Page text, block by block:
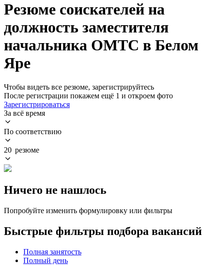
Резюме соискателей на
должность заместителя
начальника ОМТС в Белом
Яре
Чтобы видеть все резюме, зарегистрируйтесь
После регистрации покажем ещё 1 и откроем фото
Зарегистрироваться
За всё время
По соответствию
20 резюме
Ничего не нашлось
Попробуйте изменить формулировку или фильтры
Быстрые фильтры подбора вакансий
Полная занятость
Полный день